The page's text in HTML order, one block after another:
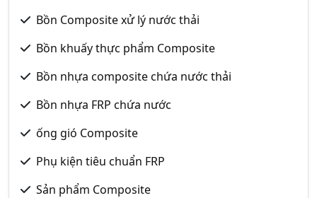
Bồn Composite xử lý nước thải
Bồn khuấy thực phẩm Composite
Bồn nhựa composite chứa nước thải
Bồn nhựa FRP chứa nước
ống gió Composite
Phụ kiện tiêu chuẩn FRP
Sản phẩm Composite